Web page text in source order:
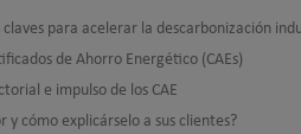
para acelerar la descarbonización
de Ahorro Energético (CAEs)
e impulso de los CAE
y cómo explicárselo a sus clientes?